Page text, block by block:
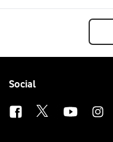
Follow
Social